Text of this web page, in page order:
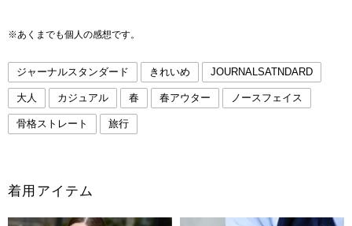
※あくまでも個人の感想です。
ジャーナルスタンダード きれいめ JOURNALSATNDARD
大人 カジュアル 春 春アウター ノースフェイス
骨格ストレート 旅行
着用アイテム